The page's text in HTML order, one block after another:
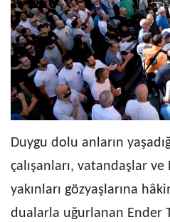
Duygu dolu anların
çalışanları, vatandaşlar
yakınları gözyaşlarına
dualarla uğurlanan Ender